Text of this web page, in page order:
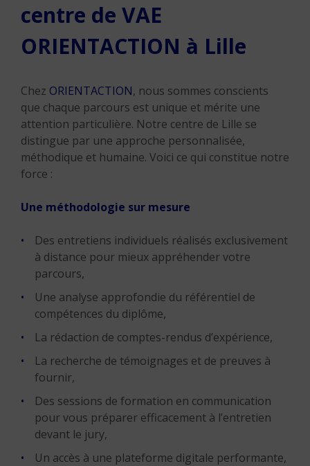
centre de VAE
ORIENTACTION à Lille
Chez ORIENTACTION, nous sommes conscients
que chaque parcours est unique et mérite une
attention particulière. Notre centre de Lille se
distingue par une approche personnalisée,
méthodique et humaine. Voici ce qui constitue notre
force :
Une méthodologie sur mesure
Des entretiens individuels réalisés exclusivement
à distance pour mieux appréhender votre
parcours,
Une analyse approfondie du référentiel de
compétences du diplôme,
La rédaction de comptes-rendus d’expérience,
La recherche de témoignages et de preuves à
fournir,
Des sessions de formation en communication
pour vous préparer efficacement à l’entretien
devant le jury,
Un accès à une plateforme digitale performante,